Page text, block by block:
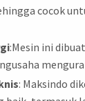
cocok
:Mesin ini
: Maksindo